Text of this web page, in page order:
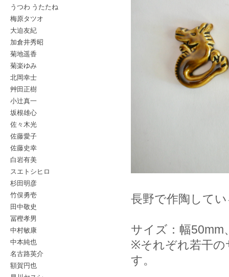
うつわ うたたね
梅原タツオ
大迫友紀
加倉井秀昭
菊地遥香
菊楽ゆみ
北岡幸士
艸田正樹
小辻真一
坂根雄心
佐々木光
佐藤愛子
佐藤史幸
白岩有美
スエトシヒロ
杉田明彦
竹俣勇壱
田中敬史
冨樫孝男
中村敏康
中本純也
名古路英介
額賀円也
長野で作陶して
サイズ：幅50mm
※それぞれ若干の
す。